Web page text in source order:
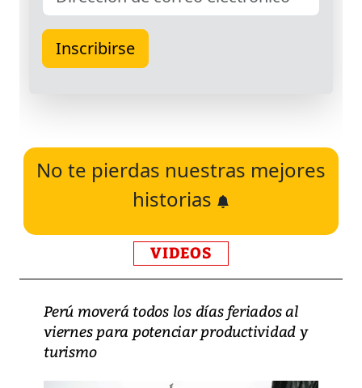
No te pierdas nuestras mejores
historias
VIDEOS
Perú moverá todos los días feriados al
viernes para potenciar productividad y
turismo